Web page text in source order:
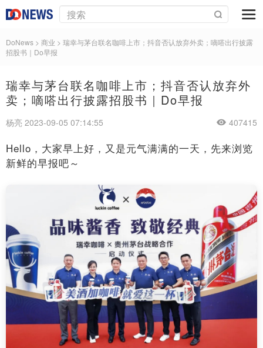
DoNews > 商业 > 瑞幸与茅台联名咖啡上市；抖音否认放弃外卖；嘀嗒出行披露
招股书｜Do早报
瑞幸与茅台联名咖啡上市；抖音否认放弃外
卖；嘀嗒出行披露招股书｜Do早报
杨亮 2023-09-05 07:14:55 407415
Hello，大家早上好，又是元气满满的一天，先来浏览
新鲜的早报吧～